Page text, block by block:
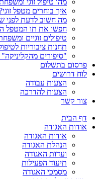
מהו טיפול זוגי
איך בוחרים מטפל
מה חשוב לדעת לפני
חפשו את תו המטפל
טיפולים זוגיים
תחנות ציבוריות
"סיפורים
פרסום בתשלום
לוח דרושים
הצעות עבודה
הצעות להדרכה
צור קשר
דף הבית
אודות האגודה
אודות האגודה
הנהלת האגודה
ועדות האגודה
תיעוד הפעילות
מסמכי האגודה